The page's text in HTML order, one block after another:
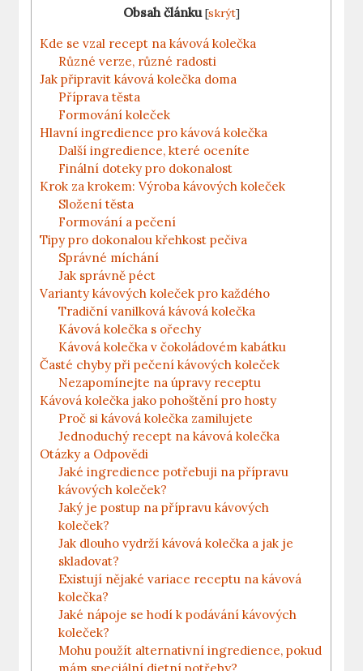
Obsah článku [skrýt]
Kde se vzal recept na kávová kolečka
Různé verze, různé radosti
Jak připravit kávová kolečka doma
Příprava těsta
Formování koleček
Hlavní ingredience pro kávová kolečka
Další ingredience, které oceníte
Finální doteky pro dokonalost
Krok za krokem: Výroba kávových koleček
Složení těsta
Formování a pečení
Tipy pro dokonalou křehkost pečiva
Správné míchání
Jak správně péct
Varianty kávových koleček pro každého
Tradiční vanilková kávová kolečka
Kávová kolečka s ořechy
Kávová kolečka v čokoládovém kabátku
Časté chyby při pečení kávových koleček
Nezapomínejte na úpravy receptu
Kávová kolečka jako pohoštění pro hosty
Proč si kávová kolečka zamilujete
Jednoduchý recept na kávová kolečka
Otázky a Odpovědi
Jaké ingredience potřebuji na přípravu
kávových koleček?
Jaký je postup na přípravu kávových
koleček?
Jak dlouho vydrží kávová kolečka a jak je
skladovat?
Existují nějaké variace receptu na kávová
kolečka?
Jaké nápoje se hodí k podávání kávových
koleček?
Mohu použít alternativní ingredience, pokud
mám speciální dietní potřeby?